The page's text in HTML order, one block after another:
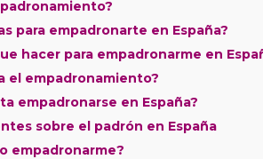
para empadronarte en España?
hacer para empadronarme en
el empadronamiento?
empadronarse en España?
sobre el padrón en España
empadronarme?